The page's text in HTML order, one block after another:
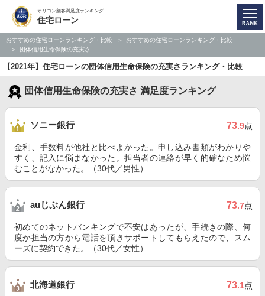
オリコン顧客満足度ランキング
住宅ローン
おすすめの住宅ローンランキング・比較
おすすめの住宅ローンランキング・比較
団体信用生命保険の充実さ
【2021年】住宅ローンの団体信用生命保険の充実さランキング・比較
団体信用生命保険の充実さ 満足度ランキング
ソニー銀行 73.9点
金利、手数料が他社と比べよかった。申し込み書類がわかりや
すく、記入に悩まなかった。担当者の連絡が早く的確なため悩
むことがなかった。（30代／男性）
auじぶん銀行 73.7点
初めてのネットバンキングで不安はあったが、手続きの際、何
度か担当の方から電話を頂きサポートしてもらえたので、スム
ーズに契約できた。（30代／女性）
北海道銀行 73.1点